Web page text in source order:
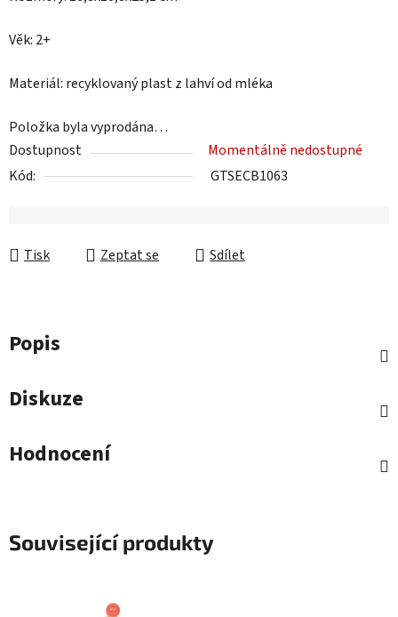
Věk: 2+
Materiál: recyklovaný plast z lahví od mléka
Položka byla vyprodána…
Dostupnost
Momentálně nedostupné
Kód:
GTSECB1063
Tisk Zeptat se Sdílet
Popis
Diskuze
Hodnocení
Související produkty